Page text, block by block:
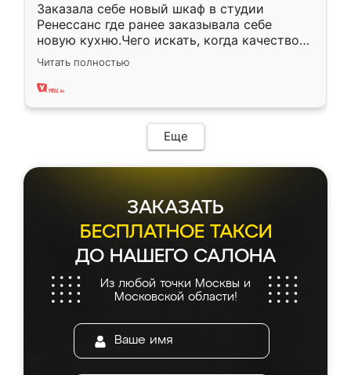
Заказала себе новый шкаф в студии
Ренессанс где ранее заказывала себе
новую кухню.Чего искать, когда качеством
вполне довольна. Служит кухня уже почти
два года, нареканий нет.
Читать полностью
Еще
ЗАКАЗАТЬ
БЕСПЛАТНОЕ ТАКСИ
ДО НАШЕГО САЛОНА
Из любой точки Москвы и
Московской области!